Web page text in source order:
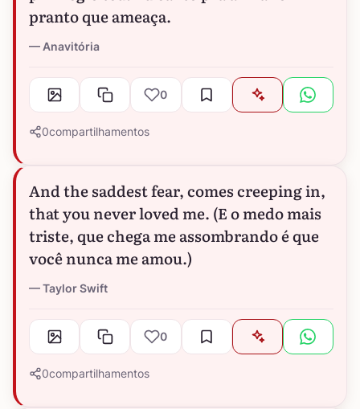
pranto que ameaça.
Anavitória
0
0compartilhamentos
And the saddest fear, comes creeping in,
that you never loved me. (E o medo mais
triste, que chega me assombrando é que
você nunca me amou.)
Taylor Swift
0
0compartilhamentos